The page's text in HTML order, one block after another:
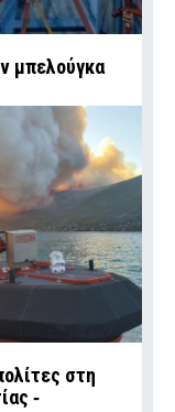
μπελούγκα
στη
‑